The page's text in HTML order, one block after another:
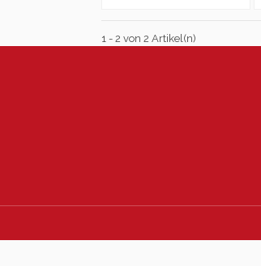
1 - 2 von 2 Artikel(n)